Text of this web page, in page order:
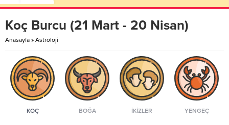
Koç Burcu (21 Mart - 20 Nisan)
Anasayfa » Astroloji
KOÇ BOĞA İKIZLER YENGEÇ